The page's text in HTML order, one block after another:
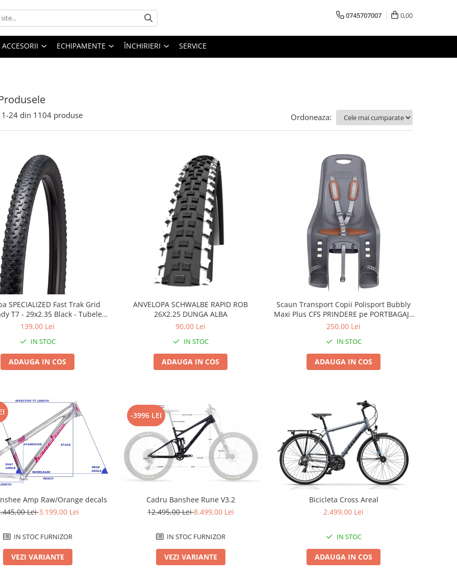
0745707007 0,00
ACCESORII ECHIPAMENTE ÎNCHIRIERI SERVICE
1-24 din 1104 produse Ordoneaza:
SPECIALIZED Fast Trak Grid
T7 - 29x2.35 Black - Tubeless
Pliabil
139,00 Lei
IN STOC
ADAUGA IN COS
ANVELOPA SCHWALBE RAPID ROB
26X2.25 DUNGA ALBA
90,00 Lei
IN STOC
ADAUGA IN COS
Scaun Transport Copii Polisport Bubbly
Maxi Plus CFS PRINDERE pe PORTBAGAJ -
Gri-Maro
250,00 Lei
IN STOC
ADAUGA IN COS
Amp Raw/Orange decals
Lei3.199,00 Lei
IN STOC FURNIZOR
VEZI VARIANTE
-3996 LEI
Cadru Banshee Rune V3.2
12.495,00 Lei8.499,00 Lei
IN STOC FURNIZOR
VEZI VARIANTE
Bicicleta Cross Areal
2.499,00 Lei
IN STOC
ADAUGA IN COS